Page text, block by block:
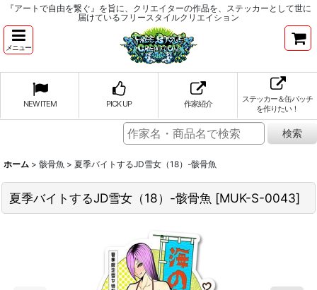
『アートで自由を繋ぐ』を旨に、クリエイターの作品を、ステッカーとして世に
届けているフリースタイルクリエイション
メニュー
NEW ITEM PICK UP 作家紹介
ステッカー＆缶バッチ
を作りたい！
ホーム > 骸骨魚 > 夏季バイトするJD雪女（18）-骸骨魚
夏季バイトするJD雪女（18）-骸骨魚 [MUK-S-0043]